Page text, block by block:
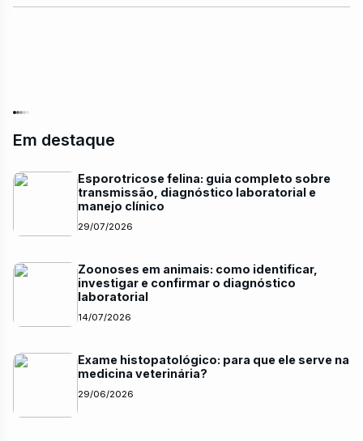
Em destaque
Esporotricose felina: guia completo sobre
transmissão, diagnóstico laboratorial e
manejo clínico
29/07/2026
Zoonoses em animais: como identificar,
investigar e confirmar o diagnóstico
laboratorial
14/07/2026
Exame histopatológico: para que ele serve na
medicina veterinária?
29/06/2026